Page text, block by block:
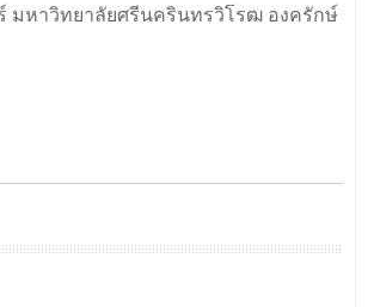
มหาวิทยาลัยศรีนครินทรวิโรฒ องครักษ์